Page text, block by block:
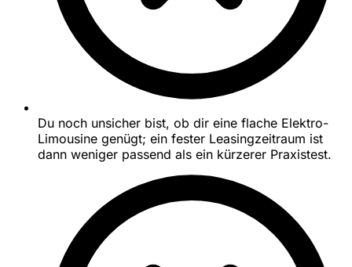
Du noch unsicher bist, ob dir eine flache Elektro-
Limousine genügt; ein fester Leasingzeitraum ist
dann weniger passend als ein kürzerer Praxistest.